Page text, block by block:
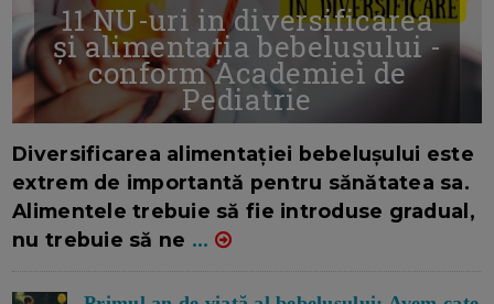
11 NU-uri in diversificarea
și alimentația bebelușului -
conform Academiei de
Pediatrie
Diversificarea alimentației bebelușului este
extrem de importantă pentru sănătatea sa.
Alimentele trebuie să fie introduse gradual,
nu trebuie să ne ...